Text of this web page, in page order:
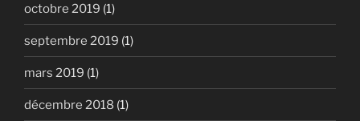
octobre 2019 (1)
septembre 2019 (1)
mars 2019 (1)
décembre 2018 (1)